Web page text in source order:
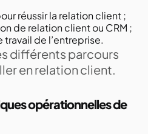
réussir la relation client ;
de relation client ou CRM ;
de l’entreprise.
différents parcours
en relation client.
opérationnelles de